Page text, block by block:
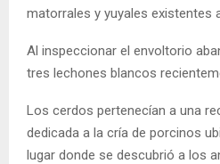
matorrales y yuyales existentes
Al inspeccionar el envoltorio
tres lechones blancos
Los cerdos pertenecían a una
dedicada a la cría de porcinos
lugar donde se descubrió a los